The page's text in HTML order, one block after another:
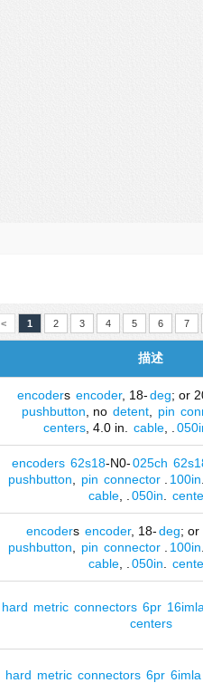
< 1 2 3 4 5 6 7
描述
encoders encoder, 18-deg; or
pushbutton , no detent, pin
centers, 4.0 in. cable, .
encoders 62s18-N0-025ch
pushbutton
pin connector. 100in
cable, . 050in
encoders encoder, 18-deg; or
pushbutton
pin connector. 100in
cable, . 050in
hard metric connectors 6pr 16imla
centers
hard metric connectors 6pr 6imla